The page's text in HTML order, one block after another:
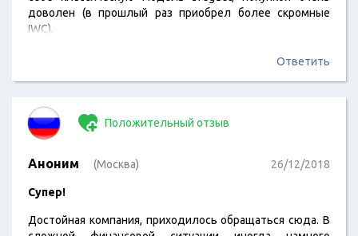
доволен (в прошлый раз приобрел более скромные
IWC).
Ответить
Положительный отзыв
Аноним (Москва) 26/12/2018
Супер!
Достойная компания, приходилось обращаться сюда. В